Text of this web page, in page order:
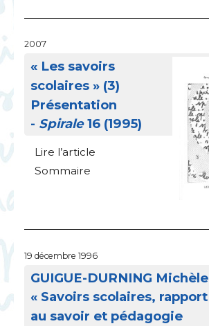
2007
« Les savoirs
scolaires » (3)
Présentation
- Spirale16 (1995)
Lire l’article
Sommaire
19 décembre 1996
GUIGUE-DURNING Michèle
« Savoirs scolaires, rapport
au savoir et pédagogie